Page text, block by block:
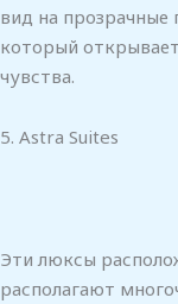
вид на прозрачные
который
чувства.
5. Astra Suites
Эти люксы
располагают